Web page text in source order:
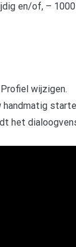
en/of, –
wijzigen.
het